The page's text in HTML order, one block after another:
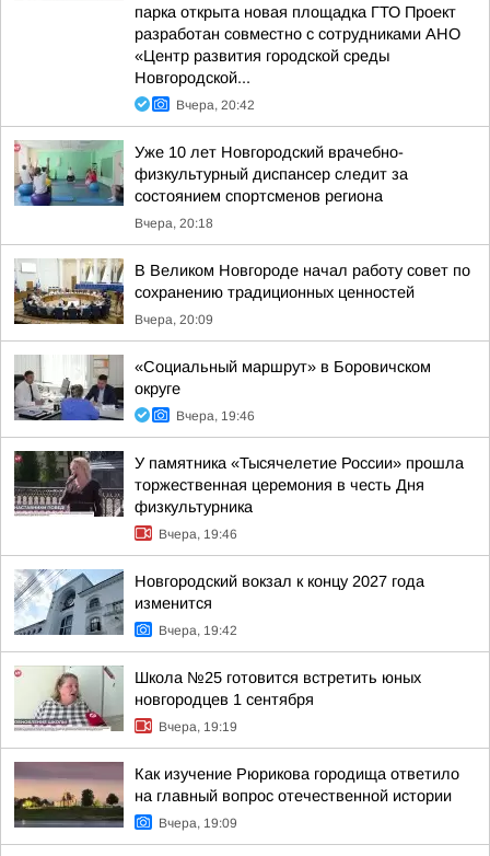
парка открыта новая площадка ГТО Проект
разработан совместно с сотрудниками АНО
«Центр развития городской среды
Новгородской...
Вчера, 20:42
Уже 10 лет Новгородский врачебно-
физкультурный диспансер следит за
состоянием спортсменов региона
Вчера, 20:18
В Великом Новгороде начал работу совет по
сохранению традиционных ценностей
Вчера, 20:09
«Социальный маршрут» в Боровичском
округе
Вчера, 19:46
У памятника «Тысячелетие России» прошла
торжественная церемония в честь Дня
физкультурника
Вчера, 19:46
Новгородский вокзал к концу 2027 года
изменится
Вчера, 19:42
Школа №25 готовится встретить юных
новгородцев 1 сентября
Вчера, 19:19
Как изучение Рюрикова городища ответило
на главный вопрос отечественной истории
Вчера, 19:09